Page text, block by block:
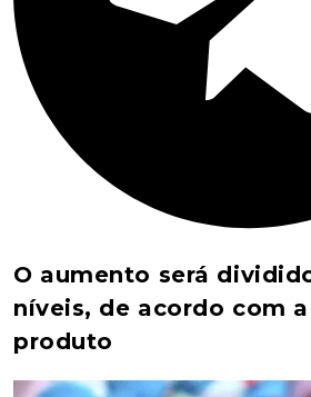
O aumento será
níveis, de acordo com
produto